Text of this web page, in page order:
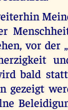
vor der
bald